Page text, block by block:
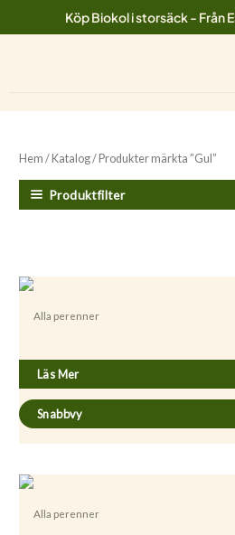
till
Köp Biokol i storsäck - Från
Hem /Katalog/ Produkter märkta ”Gul”
Produktfilter
Alla perenner
Läs Mer
Snabbvy
Alla perenner